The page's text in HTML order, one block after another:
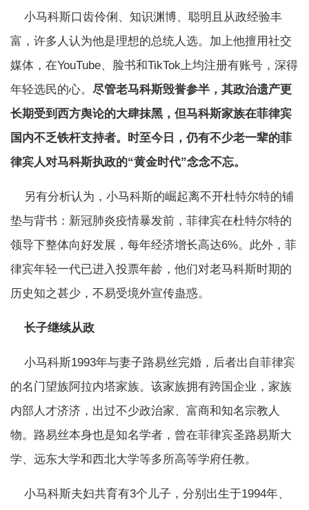
小马科斯口齿伶俐、知识渊博、聪明且从政经验丰
富，许多人认为他是理想的总统人选。加上他擅用社交
媒体，在YouTube、脸书和TikTok上均注册有账号，深得
年轻选民的心。 尽管老马科斯毁誉参半，其政治遗产更
长期受到西方舆论的大肆抹黑，但马科斯家族在菲律宾
国内不乏铁杆支持者。时至今日，仍有不少老一辈的菲
律宾人对马科斯执政的“黄金时代”念念不忘。
另有分析认为，小马科斯的崛起离不开杜特尔特的铺
垫与背书：新冠肺炎疫情暴发前，菲律宾在杜特尔特的
领导下整体向好发展，每年经济增长高达6%。此外，菲
律宾年轻一代已进入投票年龄，他们对老马科斯时期的
历史知之甚少，不易受境外宣传蛊惑。
长子继续从政
小马科斯1993年与妻子路易丝完婚，后者出自菲律宾
的名门望族阿拉内塔家族。该家族拥有跨国企业，家族
内部人才济济，出过不少政治家、富商和知名宗教人
物。路易丝本身也是知名学者，曾在菲律宾圣路易斯大
学、远东大学和西北大学等多所高等学府任教。
小马科斯夫妇共育有3个儿子，分别出生于1994年、